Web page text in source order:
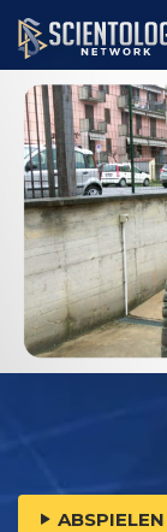
ABSPIELEN